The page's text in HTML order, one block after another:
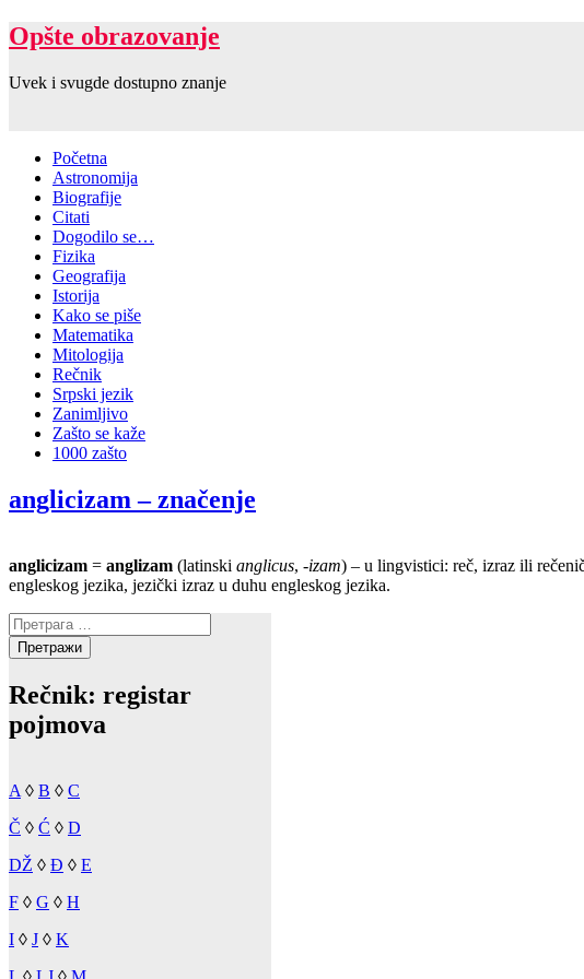
Opšte obrazovanje
Uvek i svugde dostupno znanje
Početna
Astronomija
Biografije
Citati
Dogodilo se…
Fizika
Geografija
Istorija
Kako se piše
Matematika
Mitologija
Rečnik
Srpski jezik
Zanimljivo
Zašto se kaže
1000 zašto
anglicizam – značenje
anglicizam = anglizam (latinski anglicus, -izam) – u lingvistici: reč, izraz ili
engleskog jezika, jezički izraz u duhu engleskog jezika.
Претрага
за:
Rečnik: registar
pojmova
A ◊ B ◊ C
Č ◊ Ć ◊ D
DŽ ◊ Đ ◊ E
F ◊ G ◊ H
I ◊ J ◊ K